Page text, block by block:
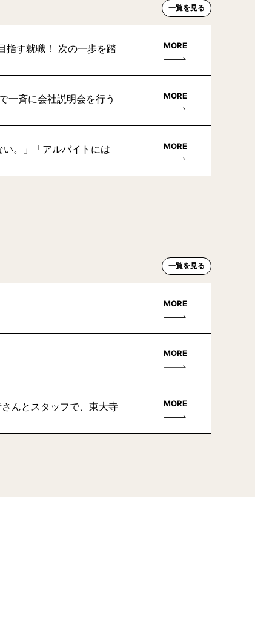
一覧を見る
指す就職！ 次の一歩を踏
MORE
一斉に会社説明会を行う
MORE
い。」「アルバイトには
MORE
一覧を見る
MORE
MORE
んとスタッフで、東大寺
MORE